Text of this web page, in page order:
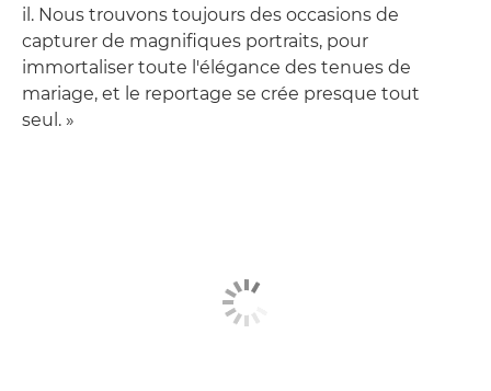
il. Nous trouvons toujours des occasions de
capturer de magnifiques portraits, pour
immortaliser toute l'élégance des tenues de
mariage, et le reportage se crée presque tout
seul. »